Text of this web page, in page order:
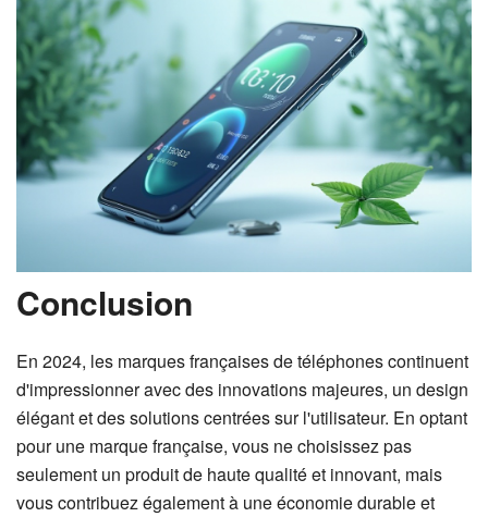
Conclusion
En 2024, les marques françaises de téléphones continuent
d'impressionner avec des innovations majeures, un design
élégant et des solutions centrées sur l'utilisateur. En optant
pour une marque française, vous ne choisissez pas
seulement un produit de haute qualité et innovant, mais
vous contribuez également à une économie durable et